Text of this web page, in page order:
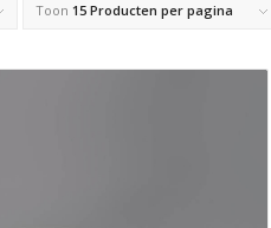
Toon 15 Producten per pagina